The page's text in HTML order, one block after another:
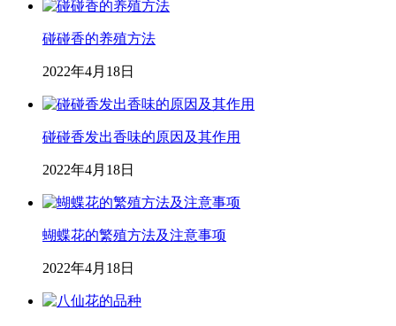
碰碰香的养殖方法
2022年4月18日
碰碰香发出香味的原因及其作用
2022年4月18日
蝴蝶花的繁殖方法及注意事项
2022年4月18日